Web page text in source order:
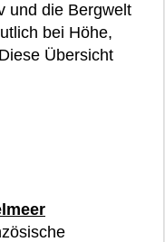
und die Bergwelt
bei Höhe,
Übersicht